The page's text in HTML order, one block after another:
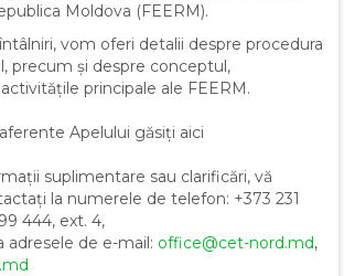
Moldova (FEERM).
vom oferi detalii despre procedura
precum și despre conceptul,
principale ale FEERM.
Apelului găsiți aici
suplimentare sau clarificări, vă
la numerele de telefon: +373 231
444, ext. 4,
adresele de e-mail: office@cet-nord.md,